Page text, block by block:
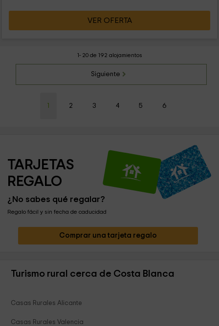
VER OFERTA
1- 20 de 192 alojamientos
Siguiente
2 3 4 5 6
TARJETAS
REGALO
¿No sabes qué regalar?
Regalo fácil y sin fecha de caducidad
Comprar una tarjeta regalo
Turismo rural cerca de Costa Blanca
Casas Rurales Alicante
Casas Rurales Valencia